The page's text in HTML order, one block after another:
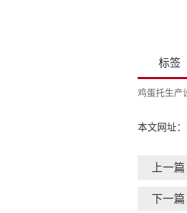
标签
鸡蛋托生产
本文网址：
上一
下一